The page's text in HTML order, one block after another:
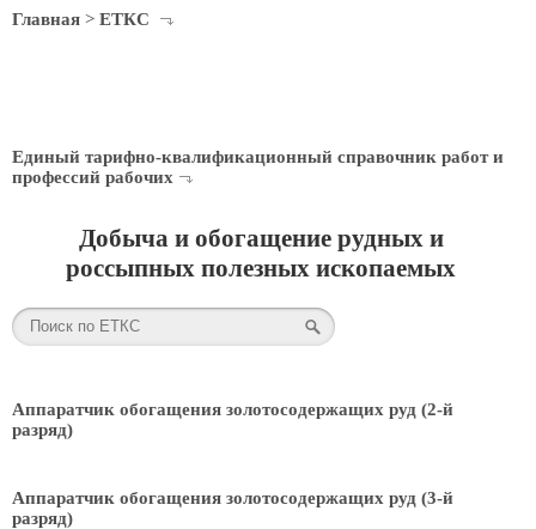
Главная > ЕТКС
Единый тарифно-квалификационный справочник работ и
профессий рабочих
Добыча и обогащение рудных и
россыпных полезных ископаемых
Аппаратчик обогащения золотосодержащих руд (2-й
разряд)
Аппаратчик обогащения золотосодержащих руд (3-й
разряд)